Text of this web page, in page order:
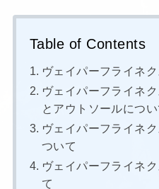
Table of Contents
ヴェイパーフライネ
ヴェイパーフライネ
とアウトソールについ
ヴェイパーフライネ
ついて
ヴェイパーフライネ
て